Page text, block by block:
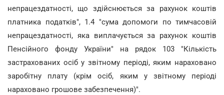
непрацездатності, що здійснюється за рахунок коштів
платника податків", 1.4 "сума допомоги по тимчасовій
непрацездатності, яка виплачується за рахунок коштів
Пенсійного фонду України" на рядок 103 "Кількість
застрахованих осіб у звітному періоді, яким нараховано
заробітну плату (крім осіб, яким у звітному періоді
нараховано грошове забезпечення)".